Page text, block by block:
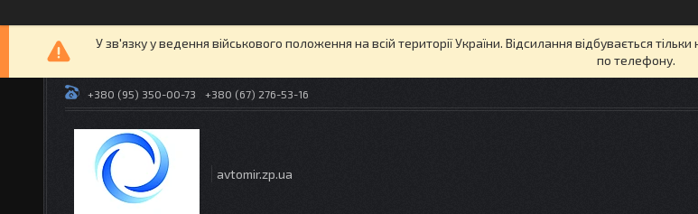
У зв'язку у ведення військового положення на всій території України. Відсилання відбувається
по телефону.
+380 (95) 350-00-73 +380 (67) 276-53-16
avtomir.zp.ua